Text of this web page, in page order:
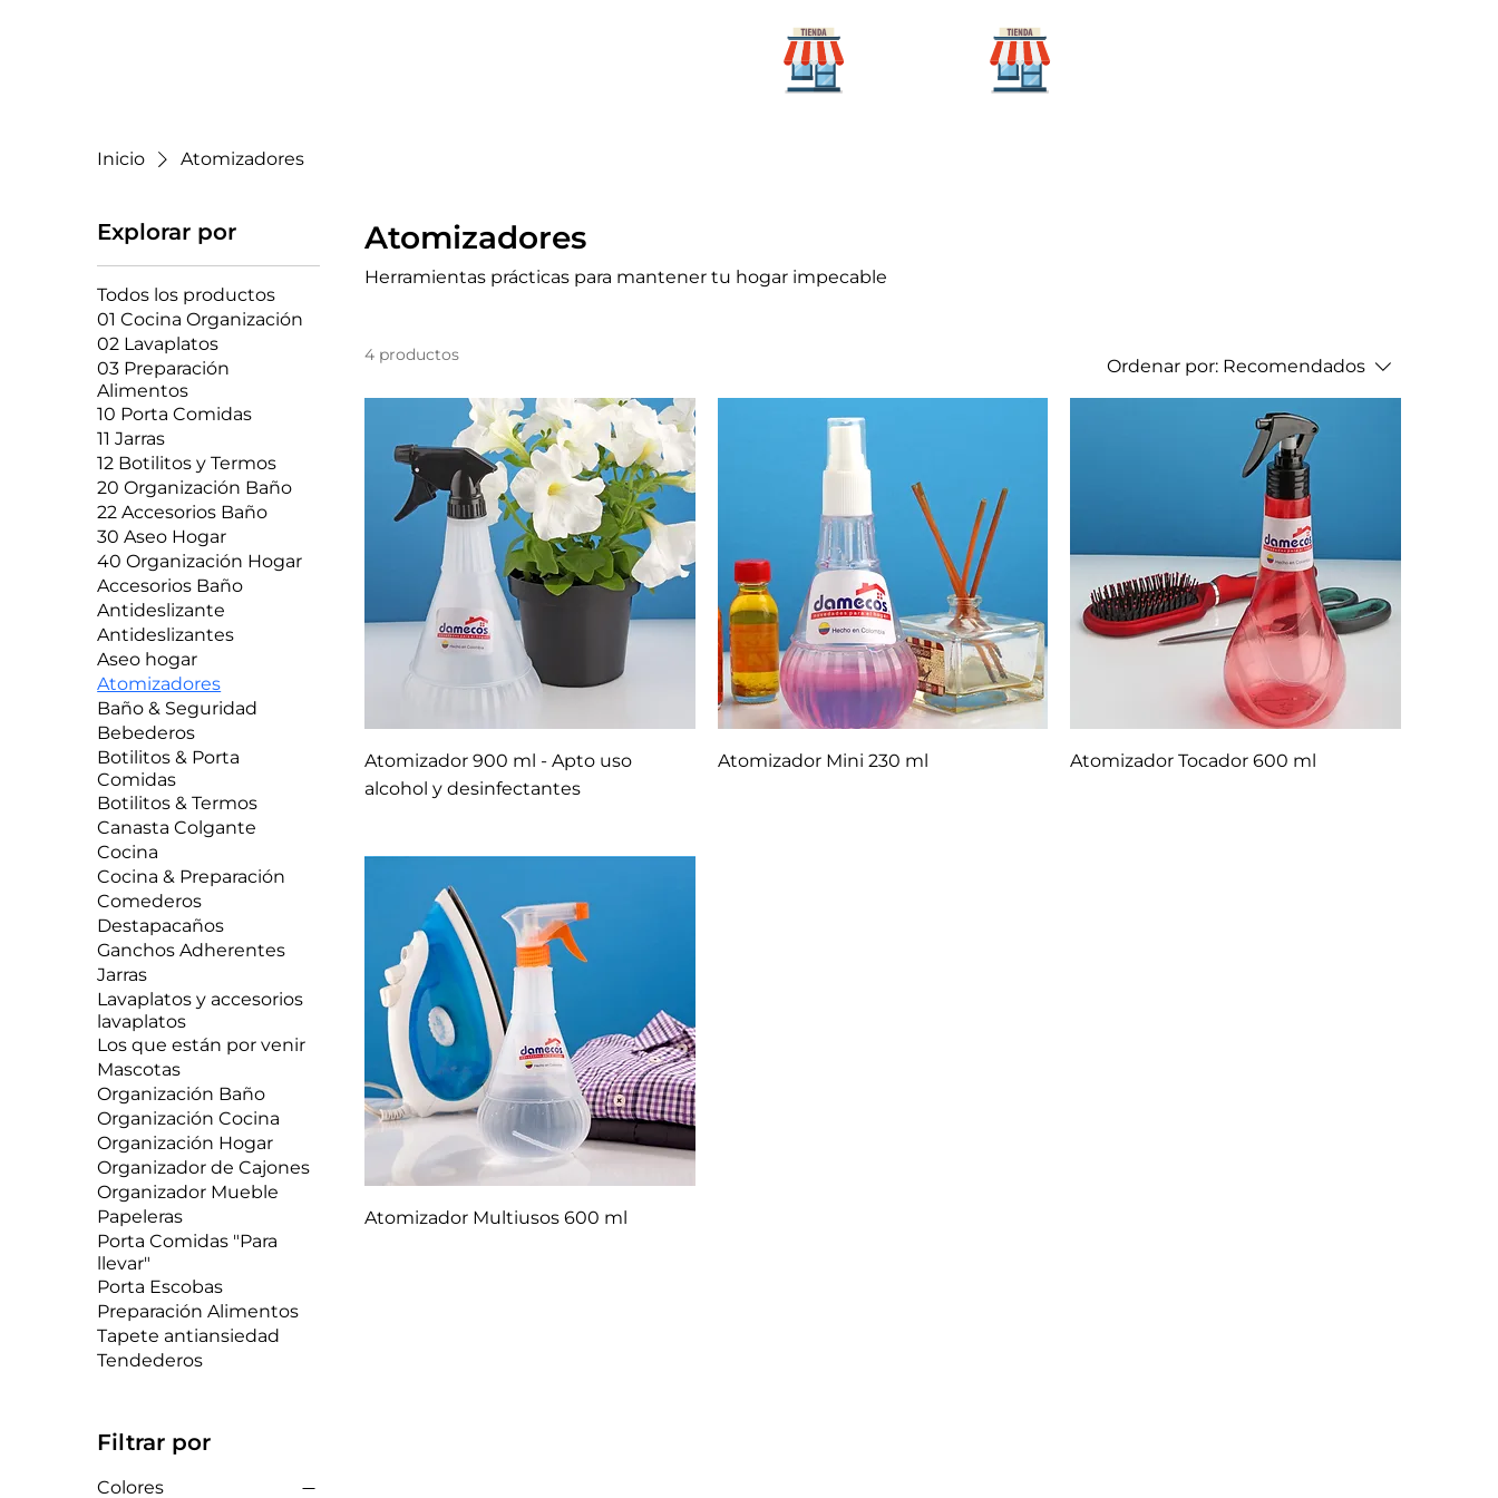
Inicio Atomizadores
Explorar por
Todos los productos
01 Cocina Organización
02 Lavaplatos
03 Preparación
Alimentos
10 Porta Comidas
11 Jarras
12 Botilitos y Termos
20 Organización Baño
22 Accesorios Baño
30 Aseo Hogar
40 Organización Hogar
Accesorios Baño
Antideslizante
Antideslizantes
Aseo hogar
Atomizadores
Baño & Seguridad
Bebederos
Botilitos & Porta
Comidas
Botilitos & Termos
Canasta Colgante
Cocina
Cocina & Preparación
Comederos
Destapacaños
Ganchos Adherentes
Jarras
Lavaplatos y accesorios
lavaplatos
Los que están por venir
Mascotas
Organización Baño
Organización Cocina
Organización Hogar
Organizador de Cajones
Organizador Mueble
Papeleras
Porta Comidas "Para
llevar"
Porta Escobas
Preparación Alimentos
Tapete antiansiedad
Tendederos
Filtrar por
Colores
Atomizadores
Herramientas prácticas para mantener tu hogar impecable
4 productos
Ordenar por: Recomendados
Atomizador 900 ml - Apto uso
alcohol y desinfectantes
Atomizador Mini 230 ml Atomizador Tocador 600 ml
Atomizador Multiusos 600 ml